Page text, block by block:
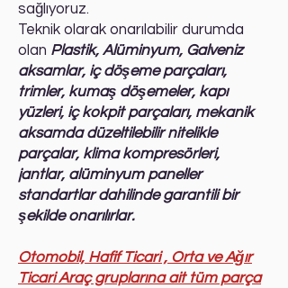
sağlıyoruz.
Teknik olarak onarılabilir durumda
olan Plastik, Alüminyum, Galveniz
aksamlar, iç döşeme parçaları,
trimler, kumaş döşemeler, kapı
yüzleri, iç kokpit parçaları, mekanik
aksamda düzeltilebilir nitelikle
parçalar, klima kompresörleri,
jantlar, alüminyum paneller
standartlar dahilinde garantili bir
şekilde onarılırlar.
Otomobil, Hafif Ticari , Orta ve Ağır
Ticari Araç gruplarına ait tüm parça